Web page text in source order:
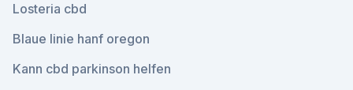
Losteria cbd
Blaue linie hanf oregon
Kann cbd parkinson helfen